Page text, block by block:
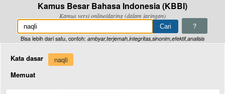
Kamus Besar Bahasa Indonesia (KBBI)
Kamus versi online/daring (dalam jaringan)
?
Bisa lebih dari satu, contoh: ambyar,terjemah,integritas,sinonim,efektif,analisis
Kata dasar
naqli
Memuat